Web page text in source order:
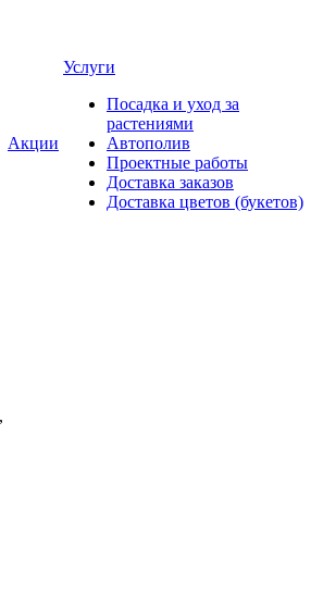
Акции
Услуги
Посадка и уход за
растениями
Автополив
Проектные работы
Доставка заказов
Доставка цветов (букетов)